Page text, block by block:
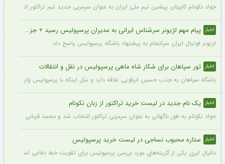
جواد نکونام کاپیتان پیشین تیم ملی ایران به عنوان سرمربی جدید تیم تراکتور انتخاب شد.
اخبار پیام مهم لژیونر سرشناس ایرانی به مدیران پرسپولیس رسید + جزئیات
لژیونر فوتبال ایران سرانجام به پیشنهاد باشگاه پرسپولیس پاسخ داد.
اخبار تور سپاهان برای شکار شاه ماهی پرسپولیس در نقل و انتقالات
باشگاه سپاهان به جذب حسین ابرقویی علاقه دارد و مثل اینکه با پرسپولیس وارد
اخبار یک نام جدید در لیست خرید تراکتور از زبان نکونام
جواد نکونام به طور ناگهانی به عنوان سرمربی تراکتور انتخاب شد و محمد قربانی یکی از
اخبار ستاره محبوب نساجی در لیست خرید پرسپولیس
دانیال ایری یکی از گزینه‌های مورد بررسی پرسپولیس برای تقویت خط دفاعی است؛ با